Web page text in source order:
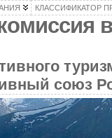
КЛАССИФИКАТОР
союз